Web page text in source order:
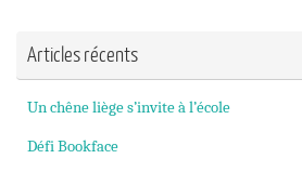
Articles récents
Un chêne liège s’invite à l’école
Défi Bookface